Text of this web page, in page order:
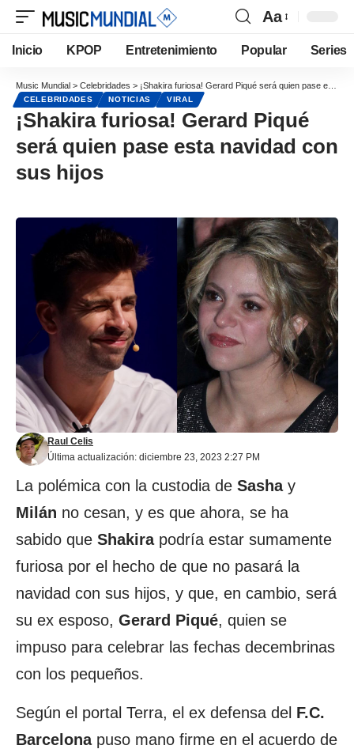
Aa
Inicio KPOP Entretenimiento Popular Series
Music Mundial > Celebridades > ¡Shakira furiosa! Gerard Piqué será quien pase esta navidad con sus hijos
CELEBRIDADES NOTICIAS VIRAL
¡Shakira furiosa! Gerard Piqué
será quien pase esta navidad con
sus hijos
Última actualización: diciembre 23, 2023 2:27 PM
Raul Celis
La polémica con la custodia de Sashay
Milán no cesan, y es que ahora, se ha
sabido que Shakirapodría estar sumamente
furiosa por el hecho de que no pasará la
navidad con sus hijos, y que, en cambio, será
su ex esposo, Gerard Piqué, quien se
impuso para celebrar las fechas decembrinas
con los pequeños.
Según el portal Terra, el ex defensa del F.C.
Barcelonapuso mano firme en el acuerdo de